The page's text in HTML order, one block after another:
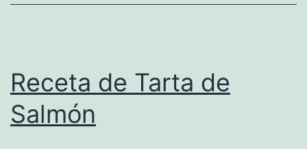
Receta de Tarta de
Salmón